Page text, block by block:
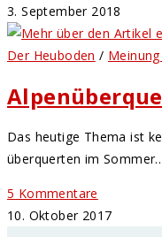
3. September 2018
Der Heuboden /
Das heutige Thema ist
überquerten im
5 Kommentare
10. Oktober 2017